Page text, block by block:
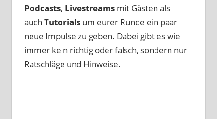
Podcasts, Livestreams mit Gästen als
auch Tutorials um eurer Runde ein paar
neue Impulse zu geben. Dabei gibt es wie
immer kein richtig oder falsch, sondern nur
Ratschläge und Hinweise.